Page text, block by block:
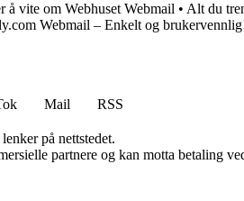
å vite om Webhuset Webmail • Alt du
Webmail – Enkelt og
Mail
RSS
på nettstedet.
partnere og kan motta betaling